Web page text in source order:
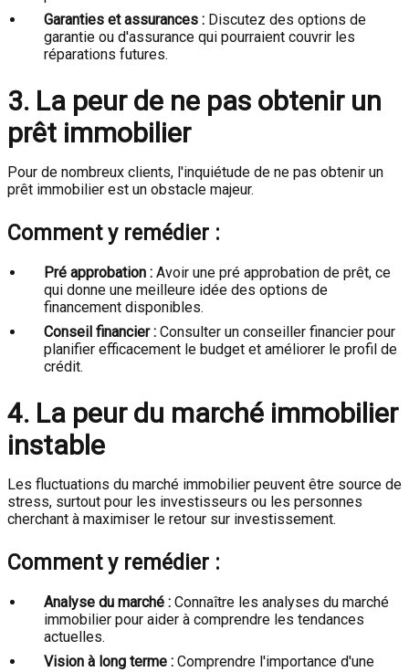
Garanties et assurances : Discutez des options de
garantie ou d'assurance qui pourraient couvrir les
réparations futures.
3. La peur de ne pas obtenir un
prêt immobilier
Pour de nombreux clients, l'inquiétude de ne pas obtenir un
prêt immobilier est un obstacle majeur.
Comment y remédier :
Pré approbation : Avoir une pré approbation de prêt, ce
qui donne une meilleure idée des options de
financement disponibles.
Conseil financier : Consulter un conseiller financier pour
planifier efficacement le budget et améliorer le profil de
crédit.
4. La peur du marché immobilier
instable
Les fluctuations du marché immobilier peuvent être source de
stress, surtout pour les investisseurs ou les personnes
cherchant à maximiser le retour sur investissement.
Comment y remédier :
Analyse du marché : Connaître les analyses du marché
immobilier pour aider à comprendre les tendances
actuelles.
Vision à long terme : Comprendre l'importance d'une